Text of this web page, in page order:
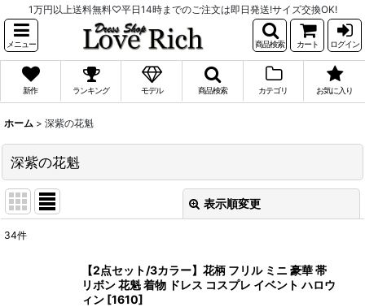
1万円以上送料無料♡平日14時までのご注文は即日発送!サイズ交換OK!
メニュー 商品検索 カート ログイン
新作 ランキング モデル 商品検索 カテゴリ お気に入り
ホーム > 深紫の花魁
深紫の花魁
表示順変更
34件
【2点セット/3カラー】花柄 フリル ミニ 豪華 帯
リボン 花魁 着物 ドレス コスプレ イベント ハロウ
ィン [1610]